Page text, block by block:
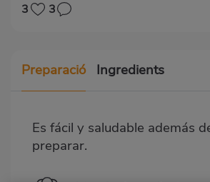
3 3
Preparació Ingredients
Es fácil y saludable además
preparar.